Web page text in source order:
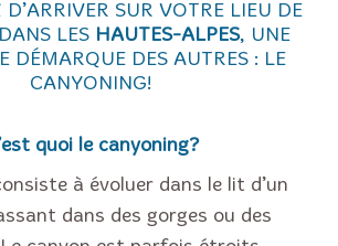
SUR VOTRE LIEU DE
DANS LES HAUTES-ALPES, UNE
DÉMARQUE DES AUTRES : LE
CANYONING!
quoi le canyoning?
à évoluer dans le lit d’un
dans des gorges ou des